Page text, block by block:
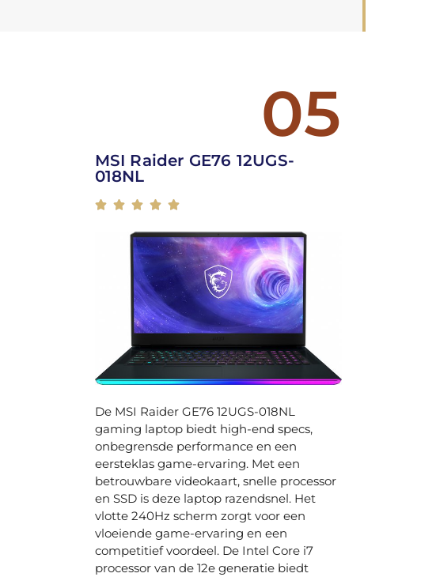
05
MSI Raider GE76 12UGS-
018NL
    
De MSI Raider GE76 12UGS-018NL
gaming laptop biedt high-end specs,
onbegrensde performance en een
eersteklas game-ervaring. Met een
betrouwbare videokaart, snelle processor
en SSD is deze laptop razendsnel. Het
vlotte 240Hz scherm zorgt voor een
vloeiende game-ervaring en een
competitief voordeel. De Intel Core i7
processor van de 12e generatie biedt